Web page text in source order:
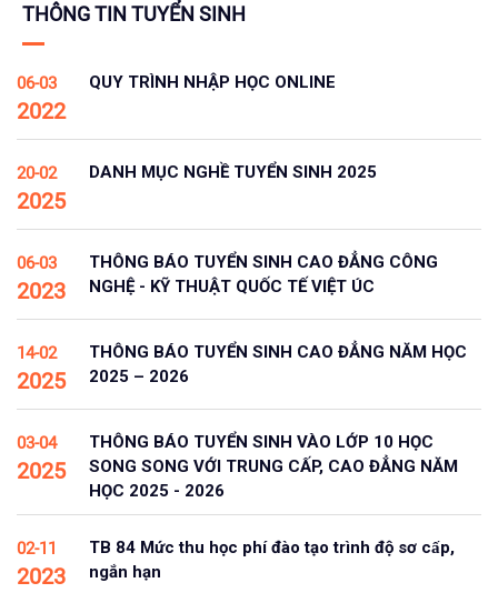
THÔNG TIN TUYỂN SINH
06-03
2022
QUY TRÌNH NHẬP HỌC ONLINE
20-02
2025
DANH MỤC NGHỀ TUYỂN SINH 2025
06-03
2023
THÔNG BÁO TUYỂN SINH CAO ĐẲNG CÔNG
NGHỆ - KỸ THUẬT QUỐC TẾ VIỆT ÚC
14-02
2025
THÔNG BÁO TUYỂN SINH CAO ĐẲNG NĂM HỌC
2025 – 2026
03-04
2025
THÔNG BÁO TUYỂN SINH VÀO LỚP 10 HỌC
SONG SONG VỚI TRUNG CẤP, CAO ĐẲNG NĂM
HỌC 2025 - 2026
02-11
2023
TB 84 Mức thu học phí đào tạo trình độ sơ cấp,
ngắn hạn